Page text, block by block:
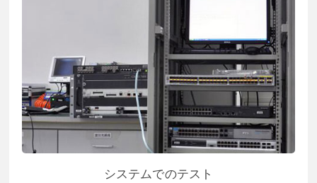
システムでのテスト